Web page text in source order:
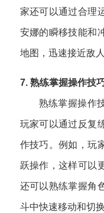
家还可以通过合理
安娜的瞬移技能和
地图，迅速接近敌
7. 熟练掌握操作技
熟练掌握操作
玩家可以通过反复
作技巧。例如，玩
跃操作，这样可以
还可以熟练掌握角
斗中快速移动和切